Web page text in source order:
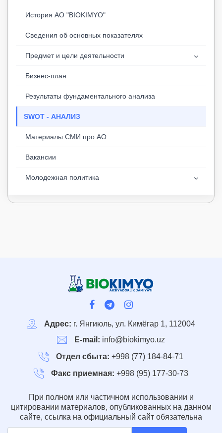
История АО "BIOKIMYO"
Сведения об основных показателях
Предмет и цели деятельности
Бизнес-план
Результаты фундаментального анализа
SWOT - АНАЛИЗ
Материалы СМИ про АО
Вакансии
Молодежная политика
Адрес: г. Янгиюль, ул. Кимёгар 1, 112004
E-mail: info@biokimyo.uz
Отдел сбыта: +998 (77) 184-84-71
Факс приемная: +998 (95) 177-30-73
При полном или частичном использовании и
цитировании материалов, опубликованных на данном
сайте, ссылка на официальный сайт обязательна